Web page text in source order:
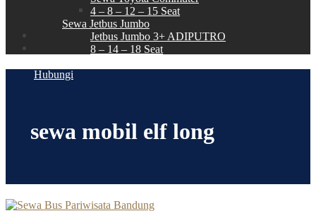
4 – 8 – 12 – 15 Seat
Sewa Jetbus Jumbo
Jetbus Jumbo 3+ ADIPUTRO
8 – 14 – 18 Seat
Hubungi
sewa mobil elf long